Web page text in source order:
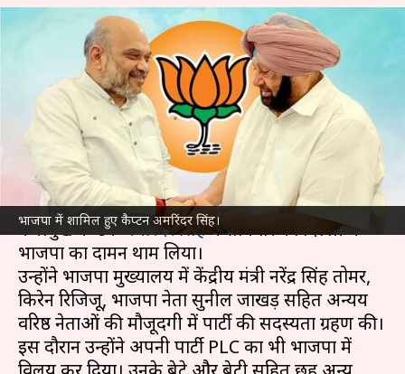
भाजपा में शामिल हुए कैप्टन अमरिंदर सिंह।
कैप्टन अमरिंदर सिंह ने थामा भाजपा
का दामन, अपनी पार्टी का भी विलय
किया
लेखन भारत शर्मा Sep 19, 2022 06:52 pm
क्या है खबर?
पंजाब के पूर्व मुख्यमंत्री और पंजाब लोक कांग्रेस (PLC)
के प्रमुख कैप्टनअमरिंदर सिंहने सोमवार को दिल्ली में
भाजपा का दामन थाम लिया।
उन्होंने भाजपा मुख्यालय में केंद्रीय मंत्री नरेंद्र सिंह तोमर,
किरेन रिजिजू, भाजपा नेता सुनील जाखड़ सहित अन्यय
वरिष्ठ नेताओं की मौजूदगी में पार्टी की सदस्यता ग्रहण की।
इस दौरान उन्होंने अपनी पार्टी PLC का भी भाजपा में